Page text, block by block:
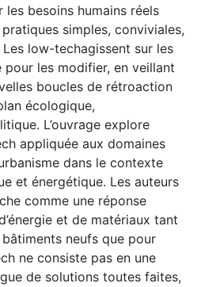
besoins humains réels
simples, conviviales,
low-techagissent sur les
les modifier, en veillant
boucles de rétroaction
écologique,
L’ouvrage explore
appliquée aux domaines
dans le contexte
et énergétique. Les auteurs
comme une réponse
et de matériaux tant
neufs que pour
ne consiste pas en une
de solutions toutes faites,